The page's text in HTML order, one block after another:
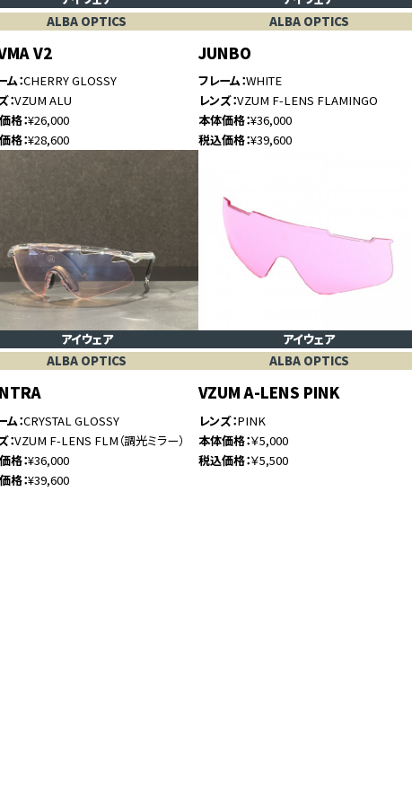
ALBA OPTICS
V2
ム CHERRY GLOSSY
VZUM ALU
格 ¥26,000
格 ¥28,600
ALBA OPTICS
JUNBO
フレーム WHITE
レンズ VZUM F-LENS FLAMINGO
本体価格 ¥36,000
税込価格 ¥39,600
アイウェア
ALBA OPTICS
ム CRYSTAL GLOSSY
VZUM F-LENS FLM（調光ミラー）
格 ¥36,000
格 ¥39,600
アイウェア
ALBA OPTICS
VZUM A-LENS PINK
レンズ PINK
本体価格 ￥5,000
税込価格 ￥5,500